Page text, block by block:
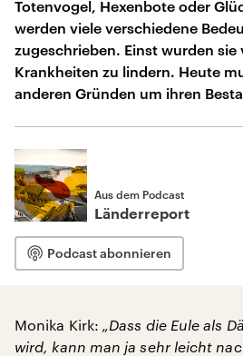
Totenvogel, Hexenbote oder
werden viele verschiedene
zugeschrieben. Einst wurden sie
Krankheiten zu lindern. Heute
anderen Gründen um ihren
Aus dem Podcast
Länderreport
Podcast abonnieren
Monika Kirk: „Dass die Eule als
wird, kann man ja sehr leicht